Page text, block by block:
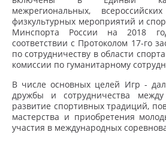
межрегиональных,
физкультурных мероприятий и
Минспорта России на 2018
соответствии с Протоколом 17-го
по сотрудничеству в области
комиссии по гуманитарному
В числе основных целей Игр -
дружбы и сотрудничества
развитие спортивных традиций,
мастерства и приобретения
участия в международных